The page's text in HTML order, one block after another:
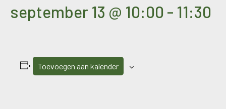
september 13 @ 10:00 - 11:30
Toevoegen aan kalender